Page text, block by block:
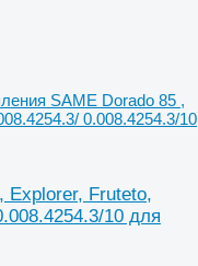
SAME Dorado 85 ,
0.008.4254.3/10
Explorer, Fruteto,
10 для